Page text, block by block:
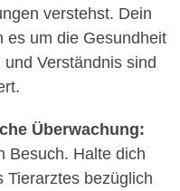
verstehst. Dein
es um die Gesundheit
Verständnis sind
Überwachung:
Besuch. Halte dich
Tierarztes bezüglich